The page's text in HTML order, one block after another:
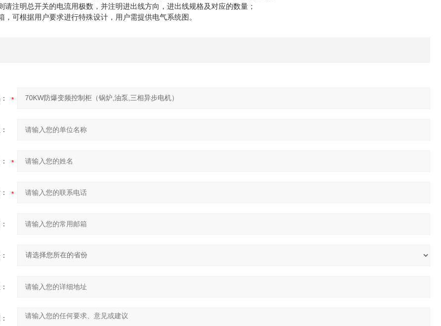
注明总开关的电流用极数，并注明进出线方向，进出线规格及对应的数量；
可根据用户要求进行特殊设计，用户需提供电气系统图。